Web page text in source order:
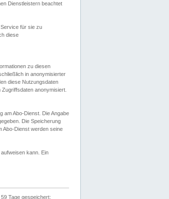
Dienstleistern beachtet
für sie zu
diese
zu diesen
in anonymisierter
diese Nutzungsdaten
anonymisiert.
am Abo-Dienst. Die Angabe
Die Speicherung
Abo-Dienst werden seine
kann. Ein
Tage gespeichert: